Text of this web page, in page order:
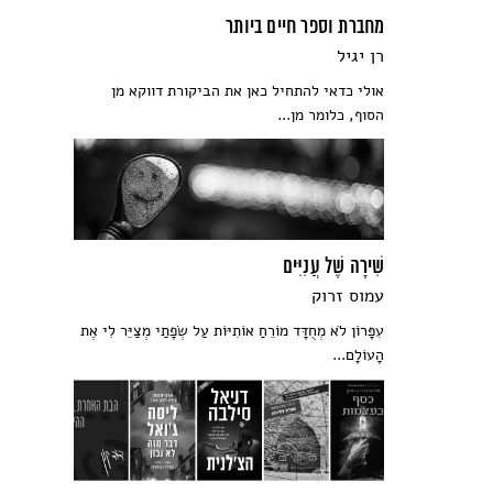
מחברת וספר חיים ביותר
רן יגיל
אולי כדאי להתחיל כאן את הביקורת דווקא מן
הסוף, כלומר מן...
שִׁירָה שֶׁל עֲנִיִּים
עמוס זרוק
עִפָּרוֹן לֹא מְחֻדָּד מוֹרֵחַ אוֹתִיּוֹת עַל שְׂפָתַי מְצַיֵּר לִי אֶת
הָעוֹלָם...